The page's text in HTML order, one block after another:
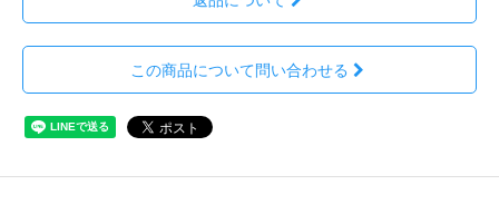
この商品について問い合わせる